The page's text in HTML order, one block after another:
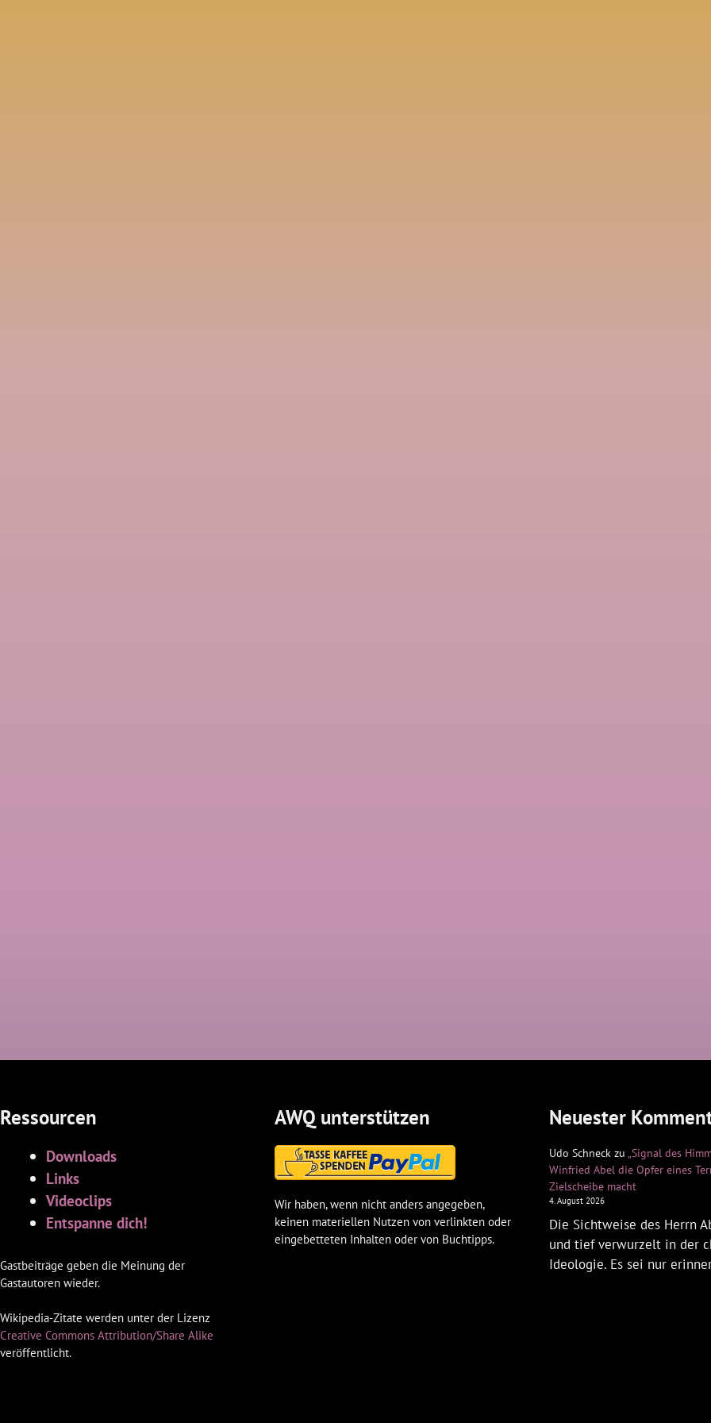
Ressourcen
Downloads
Links
Videoclips
Entspanne dich!
Gastbeiträge geben die Meinung der
Gastautoren wieder.
Wikipedia-Zitate werden unter der Lizenz
Creative Commons Attribution/Share Alike
veröffentlicht.
AWQ unterstützen
Wir haben, wenn nicht anders angegeben,
keinen materiellen Nutzen von verlinkten oder
eingebetteten Inhalten oder von Buchtipps.
Neuester
Udo Schneck zu „Signal des
Winfried Abel die Opfer eines
Zielscheibe macht
4. August 2026
Die Sichtweise des Herrn
und tief verwurzelt in der
Ideologie. Es sei nur